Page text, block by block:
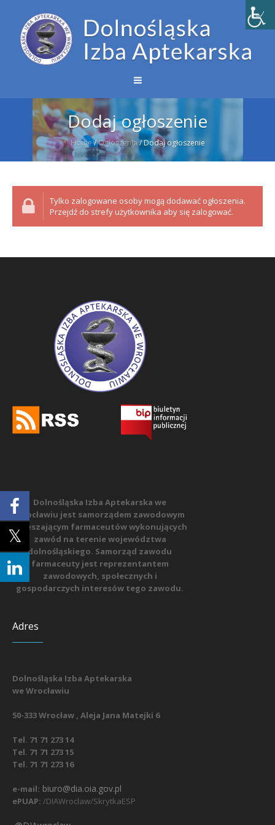
Dodaj ogłoszenie
Home/Ogłoszenia/Dodaj ogłoszenie
Tylko zalogowane osoby mogą dodawać ogłoszenia.
Przejdź do strefy użytkownika aby się zalogować.
Dolnośląska Izba Aptekarska we
Wrocławiu jest samorządem zawodowym
zrzeszającym farmaceutów wykonujących
zawód na terenie województwa
dolnośląskiego. Samorząd zawodu
farmaceuty jest reprezentantem
zawodowych, społecznych i
gospodarczych interesów tego zawodu.
Adres
Dolnośląska Izba Aptekarska
we Wrocławiu
50-333 Wrocław , Aleja Jana Matejki 6
Tel. 71 71 273 14
Tel. 71 71 273 15
Tel. 71 71 273 16
e-mail: biuro@dia.oia.gov.pl
ePUAP: /DIAWroclaw/SkrytkaESP